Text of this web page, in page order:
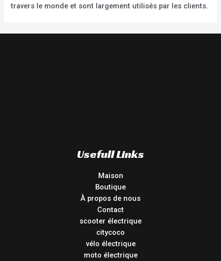
travers le monde et sont largement utilisés par les clients.
Usefull Links
Maison
Boutique
À propos de nous
Contact
scooter électrique
citycoco
vélo électrique
moto électrique